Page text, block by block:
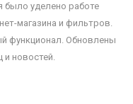
было уделено работе
магазина и фильтров.
функционал. Обновлены
и новостей.